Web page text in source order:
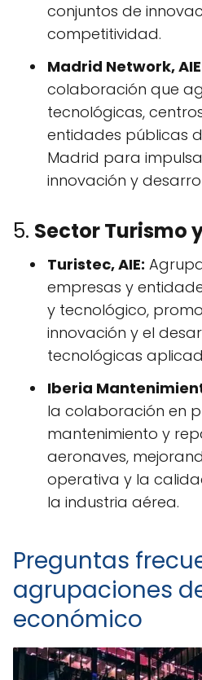
conjuntos de
competitividad.
Madrid Network,
colaboración que
tecnológicas,
entidades públicas
Madrid para
innovación y
5. Sector Turismo
Turistec, AIE:
empresas y
y tecnológico,
innovación y el
tecnológicas
Iberia
la colaboración en
mantenimiento y
aeronaves,
operativa y la
la industria aérea.
Preguntas
agrupaciones
económico